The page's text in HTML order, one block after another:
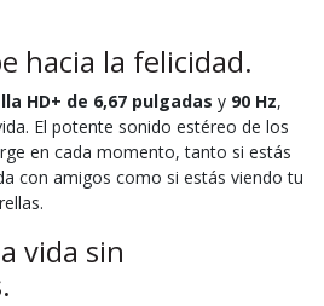
hacia la felicidad.
HD+ de 6,67 pulgadas y 90 Hz,
El potente sonido estéreo de los
en cada momento, tanto si estás
con amigos como si estás viendo tu
vida sin